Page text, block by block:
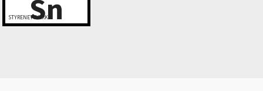
Sn
STYRENETTVERK